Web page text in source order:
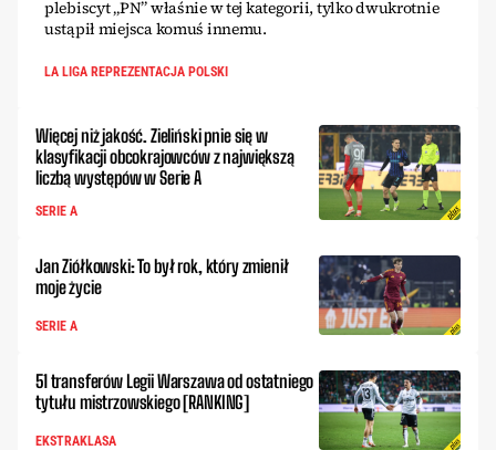
plebiscyt „PN” właśnie w tej kategorii, tylko dwukrotnie
ustąpił miejsca komuś innemu.
LA LIGA REPREZENTACJA POLSKI
Więcej niż jakość. Zieliński pnie się w
klasyfikacji obcokrajowców z największą
liczbą występów w Serie A
SERIE A
Jan Ziółkowski: To był rok, który zmienił
moje życie
SERIE A
51 transferów Legii Warszawa od ostatniego
tytułu mistrzowskiego [RANKING]
EKSTRAKLASA